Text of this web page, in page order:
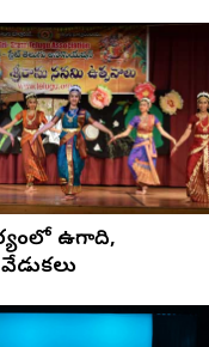
ఉగాది,